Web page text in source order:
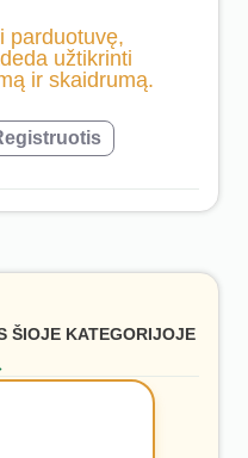
parduotuvę,
užtikrinti
ir skaidrumą.
ŠIOJE KATEGORIJOJE